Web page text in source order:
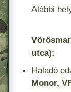
Alábbi
utca):
Haladó
Monor,